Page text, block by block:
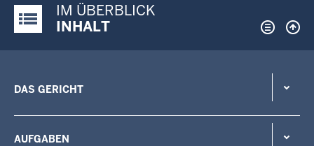
Justiz-Portal im Überblick:
IM ÜBERBLICK
INHALT
DAS GERICHT
AUFGABEN